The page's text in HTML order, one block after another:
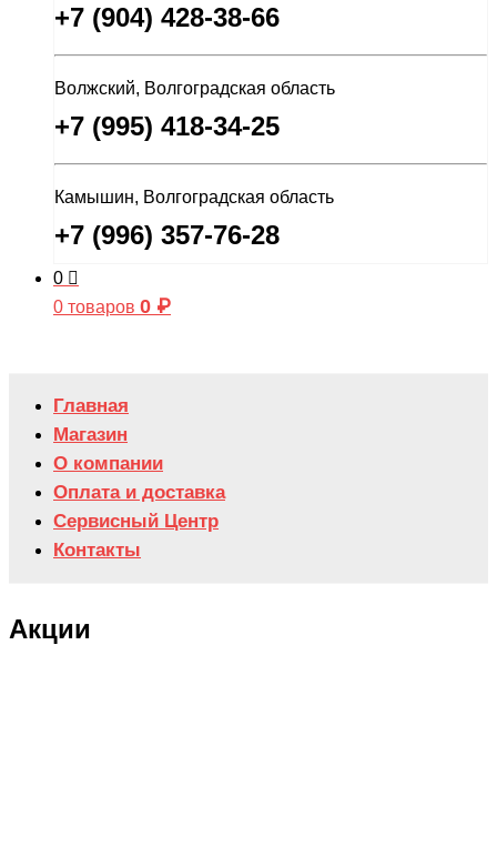
+7 (904) 428-38-66
Волжский, Волгоградская область
+7 (995) 418-34-25
Камышин, Волгоградская область
+7 (996) 357-76-28
0
0 товаров 0 ₽
Главная
Магазин
О компании
Оплата и доставка
Сервисный Центр
Контакты
Акции